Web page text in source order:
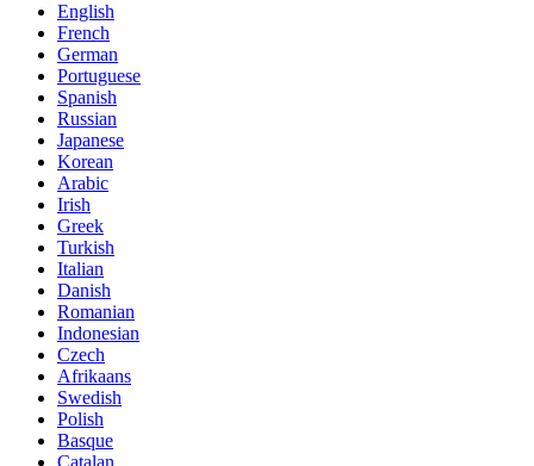
English
French
German
Portuguese
Spanish
Russian
Japanese
Korean
Arabic
Irish
Greek
Turkish
Italian
Danish
Romanian
Indonesian
Czech
Afrikaans
Swedish
Polish
Basque